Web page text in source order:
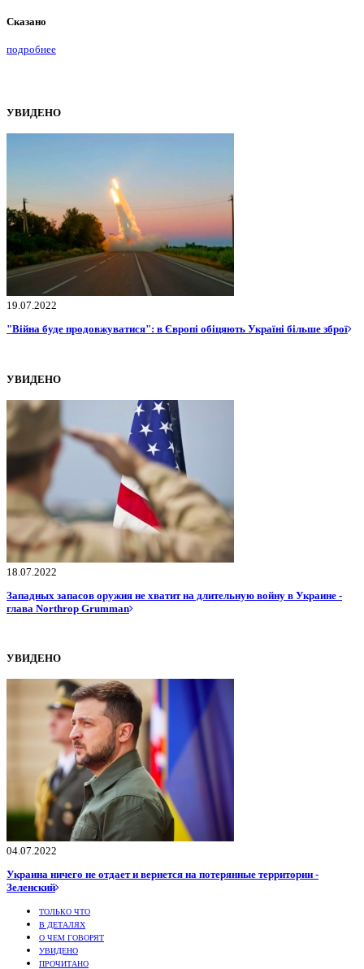
Сказано
подробнее
УВИДЕНО
19.07.2022
"Війна буде продовжуватися": в Європі обіцяють Україні більше зброї
УВИДЕНО
18.07.2022
Западных запасов оружия не хватит на длительную войну в Украине -
глава Northrop Grumman
УВИДЕНО
04.07.2022
Украина ничего не отдает и вернется на потерянные территории -
Зеленский
ТОЛЬКО ЧТО
В ДЕТАЛЯХ
О ЧЕМ ГОВОРЯТ
УВИДЕНО
ПРОЧИТАНО